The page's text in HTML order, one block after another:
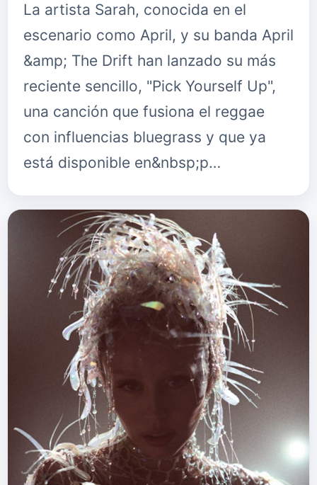
La artista Sarah, conocida en el
escenario como April, y su banda April
&amp; The Drift han lanzado su más
reciente sencillo, "Pick Yourself Up",
una canción que fusiona el reggae
con influencias bluegrass y que ya
está disponible en&nbsp;p…